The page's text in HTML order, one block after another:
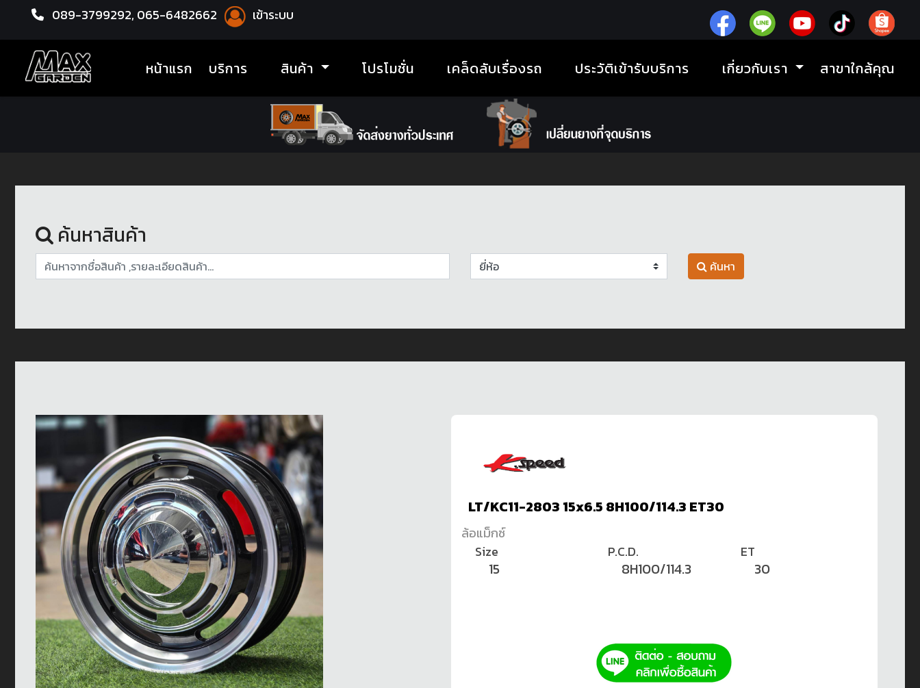
089-3799292, 065-6482662 เข้าระบบ
หน้าแรก(current)
บริการ สินค้า โปรโมชั่น เคล็ดลับเรื่องรถ ประวัติเข้ารับบริการ เกี่ยวกับเรา สาขาใกล้คุณ
หน้าแรก ล้อแม็กซ์
ค้นหาสินค้า
ค้นหา
LT/KC11-2803 15x6.5 8H100/114.3 ET30
ล้อแม็กซ์
Size
15
P.C.D.
8H100/114.3
ET
30